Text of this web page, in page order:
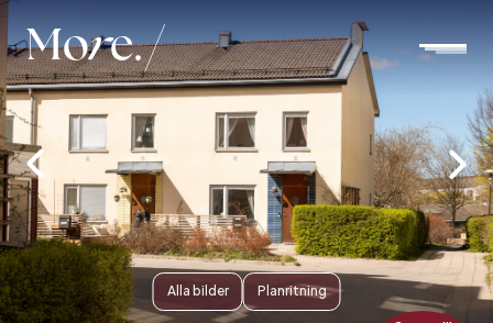
More.
Alla bilder Planritning